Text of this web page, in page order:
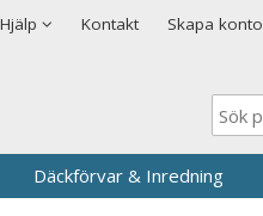
Hjälp Kontakt Skapa konto
Lösenord*
Kom ihåg mig
Däckförvar & Inredning